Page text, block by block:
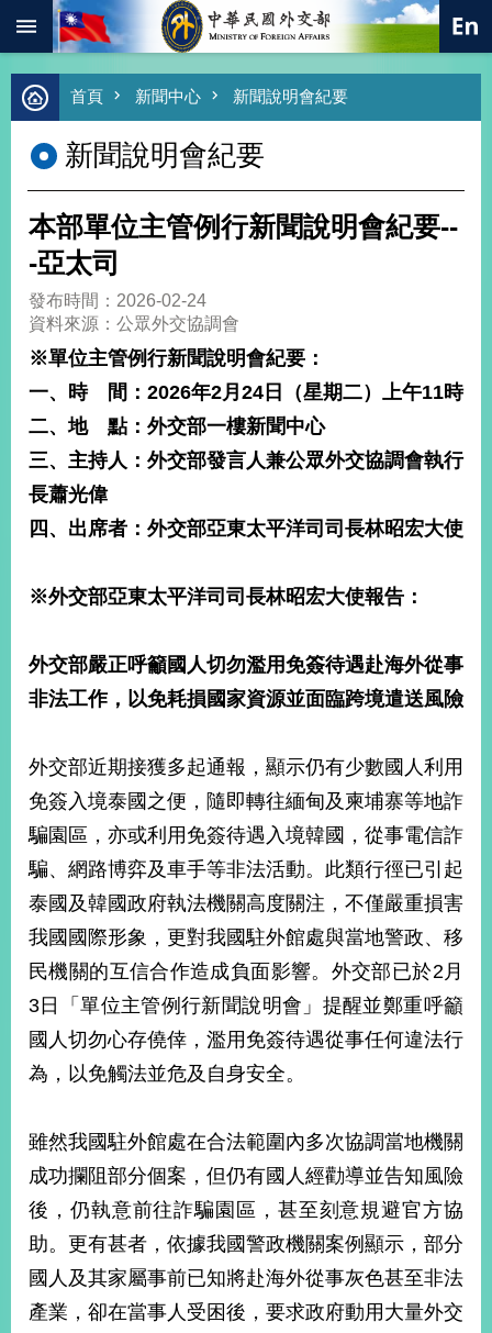
跳到主要內容區塊
進
階
尋
熱
總
合
外
值
外
交
經
濟
落
海
和
平
照
首
頁
網
站
導
覽
關
於
本
部
新
聞
中
外
交
資
訊
國
家
與
首頁 新聞中心 新聞說明會紀要
新聞說明會紀要
本部單位主管例行新聞說明會紀要--
-亞太司
發布時間：2026-02-24
資料來源：公眾外交協調會
※單位主管例行新聞說明會紀要：
一、時 間：2026年2月24日（星期二）上午11時
二、地 點：外交部一樓新聞中心
三、主持人：外交部發言人兼公眾外交協調會執行
長蕭光偉
四、出席者：外交部亞東太平洋司司長林昭宏大使
※外交部亞東太平洋司司長林昭宏大使報告：
外交部嚴正呼籲國人切勿濫用免簽待遇赴海外從事
非法工作，以免耗損國家資源並面臨跨境遣送風險
外交部近期接獲多起通報，顯示仍有少數國人利用
免簽入境泰國之便，隨即轉往緬甸及柬埔寨等地詐
騙園區，亦或利用免簽待遇入境韓國，從事電信詐
騙、網路博弈及車手等非法活動。此類行徑已引起
泰國及韓國政府執法機關高度關注，不僅嚴重損害
我國國際形象，更對我國駐外館處與當地警政、移
民機關的互信合作造成負面影響。外交部已於2月
3日「單位主管例行新聞說明會」提醒並鄭重呼籲
國人切勿心存僥倖，濫用免簽待遇從事任何違法行
為，以免觸法並危及自身安全。
雖然我國駐外館處在合法範圍內多次協調當地機關
成功攔阻部分個案，但仍有國人經勸導並告知風險
後，仍執意前往詐騙園區，甚至刻意規避官方協
助。更有甚者，依據我國警政機關案例顯示，部分
國人及其家屬事前已知將赴海外從事灰色甚至非法
產業，卻在當事人受困後，要求政府動用大量外交